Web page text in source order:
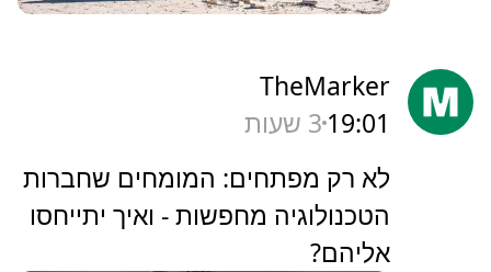
TheMarker
19:01 3 שעות
‏לא רק מפתחים: המומחים שחברות
הטכנולוגיה מחפשות - ואיך יתייחסו
אליהם?